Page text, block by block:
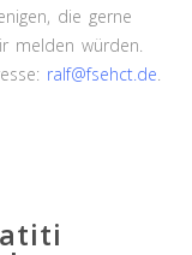
die gerne
melden würden.
ralf@fsehct.de.